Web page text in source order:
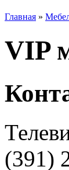
Главная »
VIP
(391)